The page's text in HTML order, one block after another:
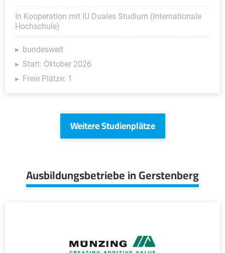
In Kooperation mit IU Duales Studium (Internationale
Hochschule)
bundesweit
Start: Oktober 2026
Freie Plätze: 1
Weitere Studienplätze
Ausbildungsbetriebe in Gerstenberg